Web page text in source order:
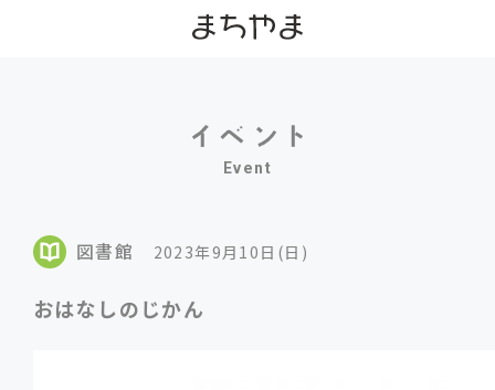
Event
図書館 2023年9月10日(日)
おはなしのじかん